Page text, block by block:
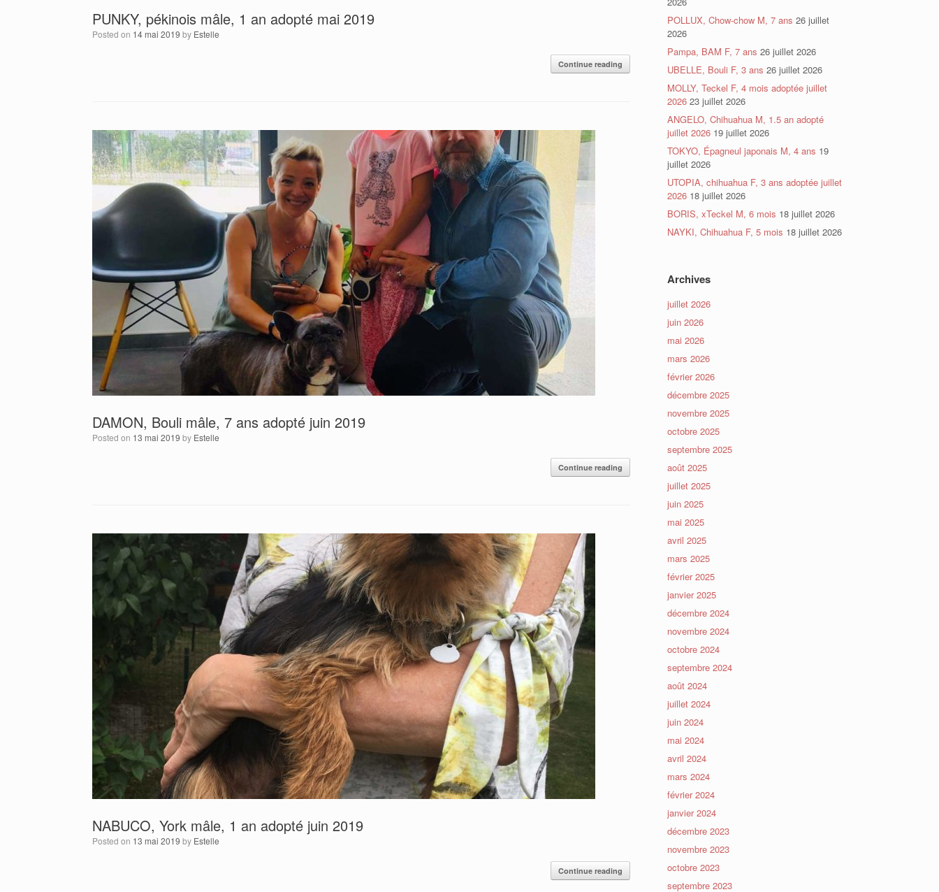
PUNKY, pékinois mâle, 1 an adopté mai 2019
Posted on 14 mai 2019 by Estelle
Continue reading
DAMON, Bouli mâle, 7 ans adopté juin 2019
Posted on 13 mai 2019 by Estelle
Continue reading
NABUCO, York mâle, 1 an adopté juin 2019
Posted on 13 mai 2019 by Estelle
Continue reading
POLLUX, Chow-chow M, 7 ans 26 juillet
2026
Pampa, BAM F, 7 ans 26 juillet 2026
UBELLE, Bouli F, 3 ans 26 juillet 2026
MOLLY, Teckel F, 4 mois adoptée juillet
2026 23 juillet 2026
ANGELO, Chihuahua M, 1.5 an adopté
juillet 2026 19 juillet 2026
TOKYO, Épagneul japonais M, 4 ans 19
juillet 2026
UTOPIA, chihuahua F, 3 ans adoptée juillet
2026 18 juillet 2026
BORIS, xTeckel M, 6 mois 18 juillet 2026
NAYKI, Chihuahua F, 5 mois 18 juillet 2026
Archives
juillet 2026
juin 2026
mai 2026
mars 2026
février 2026
décembre 2025
novembre 2025
octobre 2025
septembre 2025
août 2025
juillet 2025
juin 2025
mai 2025
avril 2025
mars 2025
février 2025
janvier 2025
décembre 2024
novembre 2024
octobre 2024
septembre 2024
août 2024
juillet 2024
juin 2024
mai 2024
avril 2024
mars 2024
février 2024
janvier 2024
décembre 2023
novembre 2023
octobre 2023
septembre 2023